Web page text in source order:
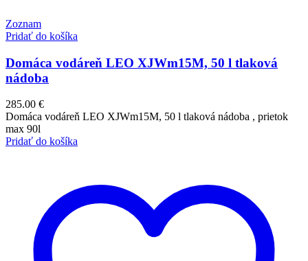
Zoznam
Pridať do košíka
Domáca vodáreň LEO XJWm15M, 50 l tlaková
nádoba
285.00 €
Domáca vodáreň LEO XJWm15M, 50 l tlaková nádoba , prietok
max 90l
Pridať do košíka